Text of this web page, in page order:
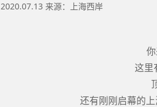
2020.07.13 来源： 上海西岸
这里
还有刚刚启幕的